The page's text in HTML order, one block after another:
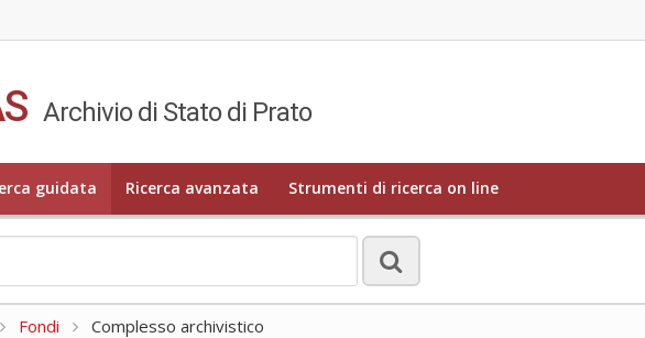
Archivio di Stato di Prato
guidata Ricerca avanzata Strumenti di ricerca on line
Fondi Complesso archivistico